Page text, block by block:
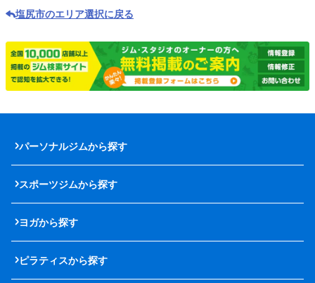
塩尻市のエリア選択に戻る
パーソナルジムから探す
スポーツジムから探す
ヨガから探す
ピラティスから探す